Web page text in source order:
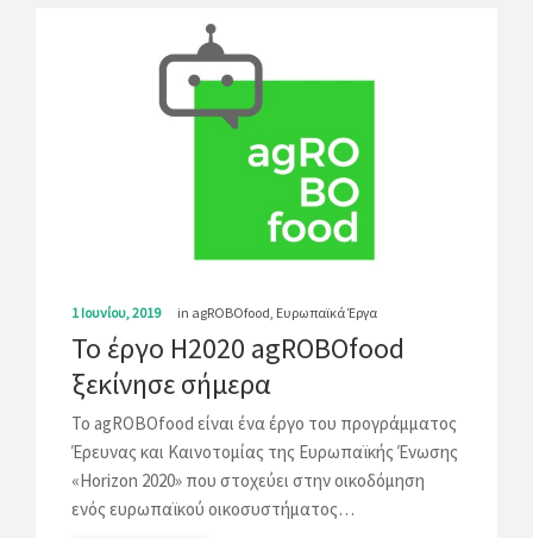
1 Ιουνίου, 2019 in agROBOfood, Ευρωπαϊκά Έργα
Το έργο H2020 agROBOfood
ξεκίνησε σήμερα
Το agROBOfood είναι ένα έργο του προγράμματος
Έρευνας και Καινοτομίας της Ευρωπαϊκής Ένωσης
«Horizon 2020» που στοχεύει στην οικοδόμηση
ενός ευρωπαϊκού οικοσυστήματος…